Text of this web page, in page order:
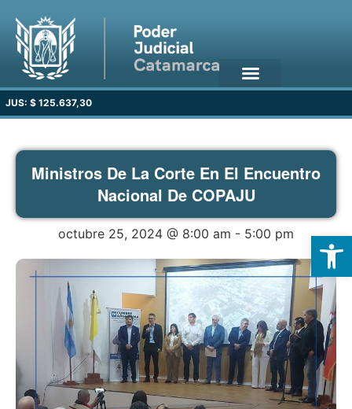
JUS: $ 125.637,30
Ministros De La Corte En El Encuentro
Nacional De COPAJU
octubre 25, 2024 @ 8:00 am - 5:00 pm